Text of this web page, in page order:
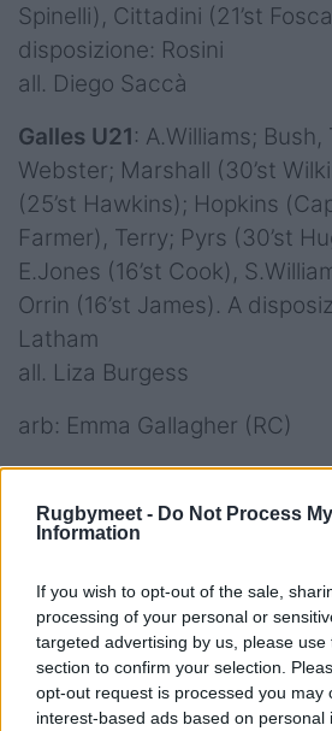
Rugbymeet - Do Not Process
Information
If you wish to opt-out of the sale,
processing of your personal or
targeted advertising by us, please
section to confirm your selection.
opt-out request is processed you may
interest-based ads based on personal
Spinelli), Cittadini (21’st
disposizione: Rosini
all. Diego Saccà
Galles U21: A.Williams; Bush,
Webster; Marshall (30’st
(25’st Hawkins); Hopkins
Farmer), Terry; Pyrs (30’st
E.Jones (16’st Cook),
Orrin (16’st James). A
Latham
all. Liza Burgess
arb: Emma Gallagher (RC)
AA: Beatrice Smussi (FIR);
TMO: Paul Haycock (IRFU)
Calciatori:Marshall (4/5);
(2/2)
Player of the Match: Davies